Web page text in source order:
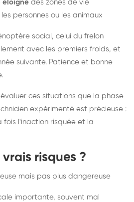
éloigné des zones de vie
personnes ou les animaux
social, celui du frelon
avec les premiers froids, et
suivante. Patience et bonne
ces situations que la phase
expérimenté est précieuse :
l'inaction risquée et la
risques ?
mais pas plus dangereuse
importante, souvent mal